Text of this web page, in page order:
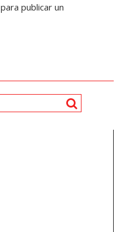
para publicar un